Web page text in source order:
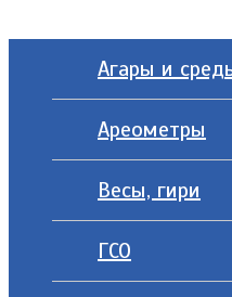
Агары и
Ареометры
Весы, гири
ГСО